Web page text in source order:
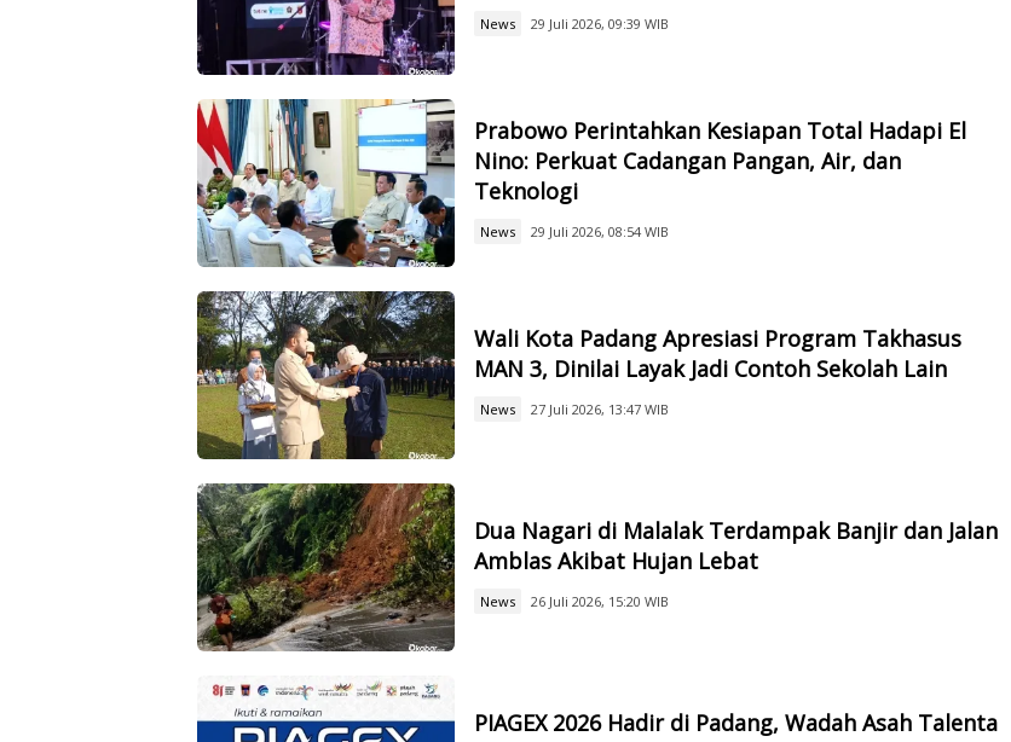
News 29 Juli 2026, 09:39 WIB
Prabowo Perintahkan Kesiapan Total Hadapi El
Nino: Perkuat Cadangan Pangan, Air, dan
Teknologi
News 29 Juli 2026, 08:54 WIB
Wali Kota Padang Apresiasi Program Takhasus
MAN 3, Dinilai Layak Jadi Contoh Sekolah Lain
News 27 Juli 2026, 13:47 WIB
Dua Nagari di Malalak Terdampak Banjir dan Jalan
Amblas Akibat Hujan Lebat
News 26 Juli 2026, 15:20 WIB
PIAGEX 2026 Hadir di Padang, Wadah Asah Talenta